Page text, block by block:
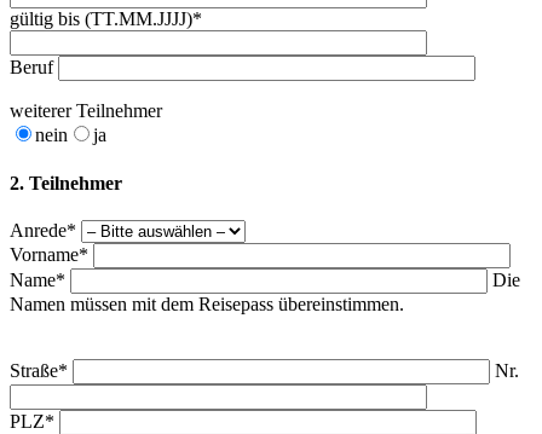
gültig bis (TT.MM.JJJJ)*
Beruf
weiterer Teilnehmer
nein
ja
2. Teilnehmer
Anrede*
Vorname*
Name*
Die
Namen müssen mit dem Reisepass übereinstimmen.
Straße* Nr.
PLZ*